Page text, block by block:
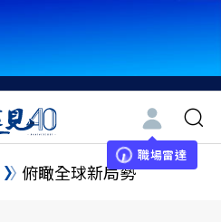
職場雷達
俯瞰全球新局勢